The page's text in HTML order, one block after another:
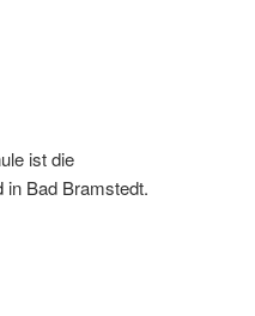
ist die
in Bad Bramstedt.